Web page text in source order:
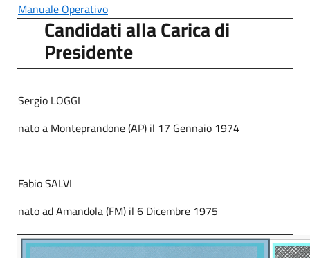
Manuale Operativo
Candidati alla Carica di
Presidente
Sergio LOGGI
nato a Monteprandone (AP) il 17 Gennaio 1974
Fabio SALVI
nato ad Amandola (FM) il 6 Dicembre 1975